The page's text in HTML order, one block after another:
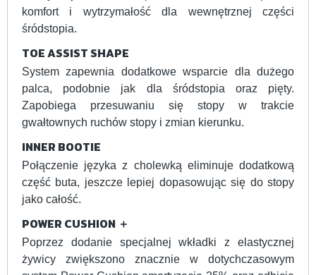
komfort i wytrzymałość dla wewnętrznej części
śródstopia.
TOE ASSIST SHAPE
System zapewnia dodatkowe wsparcie dla dużego
palca, podobnie jak dla śródstopia oraz pięty.
Zapobiega przesuwaniu się stopy w trakcie
gwałtownych ruchów stopy i zmian kierunku.
INNER BOOTIE
Połączenie języka z cholewką eliminuje dodatkową
część buta, jeszcze lepiej dopasowując się do stopy
jako całość.
POWER CUSHION ＋
Poprzez dodanie specjalnej wkładki z elastycznej
żywicy zwiększono znacznie w dotychczasowym